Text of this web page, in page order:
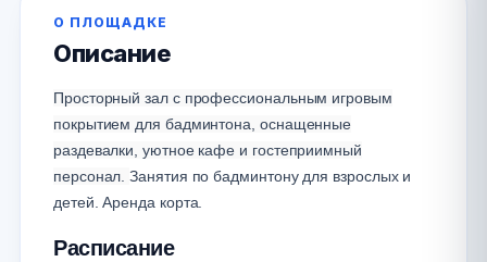
+7 495 106 16 66
О ПЛОЩАДКЕ
Описание
Просторный зал с профессиональным игровым
покрытием для бадминтона, оснащенные
раздевалки, уютное кафе и гостеприимный
персонал.Занятия по бадминтону для взрослых и
детей. Аренда корта.
Расписание